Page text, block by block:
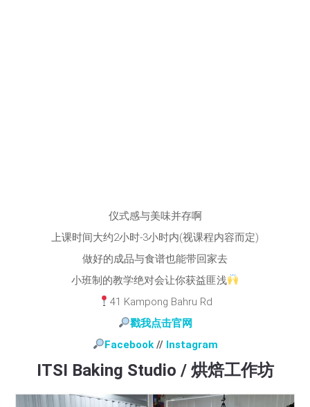
仪式感与美味并存啊
上课时间大约2小时-3小时内(视课程内容而定)
做好的成品与食谱也能带回家去
小班制的教学绝对会让你获益匪浅
41 Kampong Bahru Rd
戳我点击官网
Facebook// Instagram
ITSI Baking Studio / 烘焙工作坊